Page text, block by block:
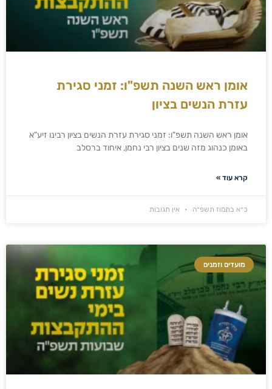
אומן ראש השנה תשפ"ו: זמני סגירת
עזרת הנשים בציון
אומן ראש השנה תשפ"ו: זמני סגירת עזרת הנשים בציון רבינו זיע"א
באומן כנהוג מזה שנים בציון רבי נחמן, איחוד ברסלב
קרא עוד »
כ״א בתמוז תשפ״ה אין תגובות
מועדים וזמנים